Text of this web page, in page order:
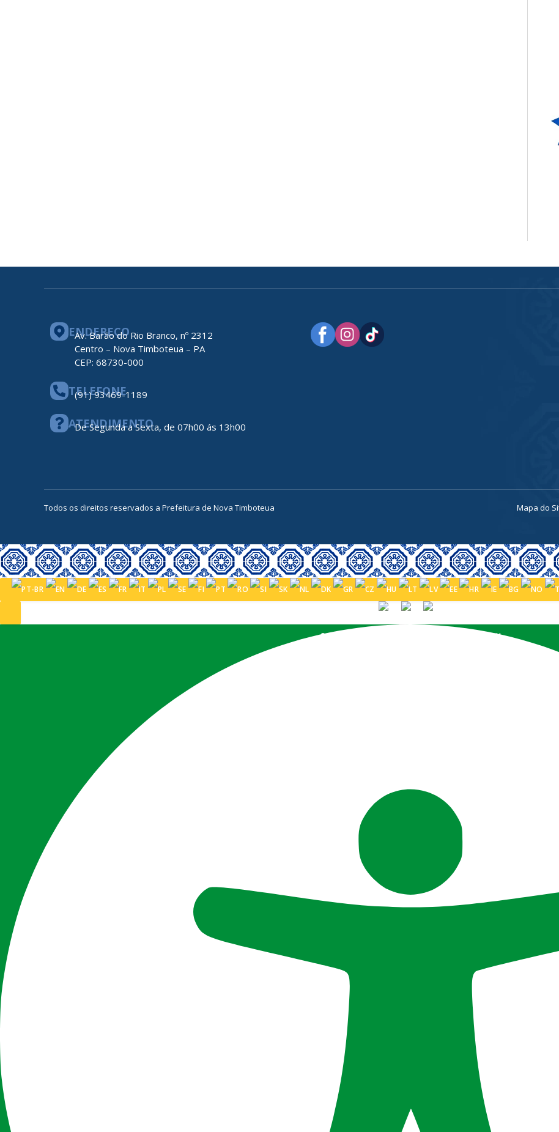
ENDEREÇO
Av. Barão do Rio Branco, nº 2312
Centro – Nova Timboteua – PA
CEP: 68730-000
TELEFONE
(91) 93469-1189
ATENDIMENTO
De Segunda a Sexta, de 07h00 ás 13h00
Todos os direitos reservados a Prefeitura de Nova Timboteua Mapa do
PORTUGUÊS (BRASIL)